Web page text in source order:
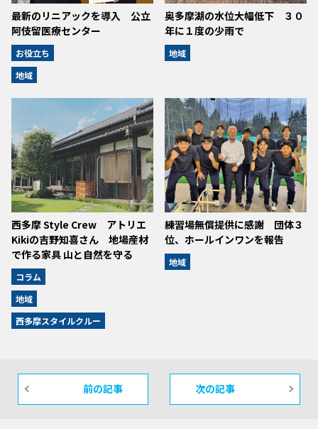
最新のリニアックを導入 公立
阿伎留医療センター
お役立ち
地域
奥多摩湖の水位大幅低下 ３０
年に１度の少雨で
地域
西多摩 Style Crew アトリエ
Kikiの吉野知喜さん 地場産材
で作る家具 山と自然を守る
コラム
地域
西多摩スタイルクルー
練習場無償提供に感謝 団体３
位、ホールインワンを報告
地域
前の記事 次の記事